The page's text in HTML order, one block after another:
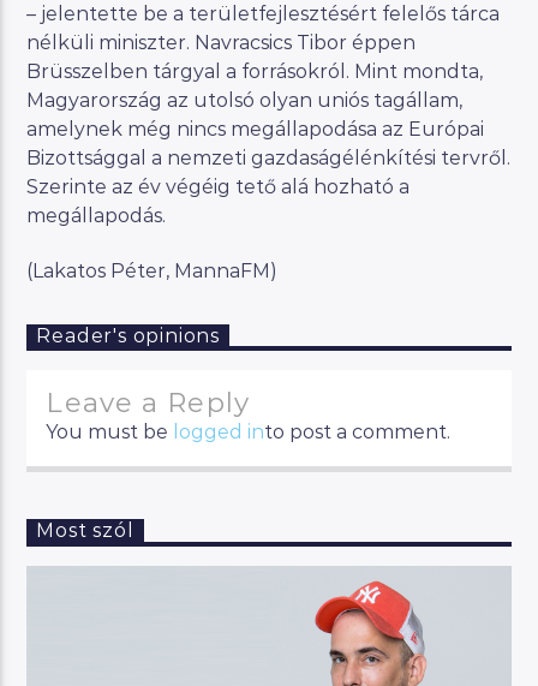
– jelentette be a területfejlesztésért felelős tárca
nélküli miniszter. Navracsics Tibor éppen
Brüsszelben tárgyal a forrásokról. Mint mondta,
Magyarország az utolsó olyan uniós tagállam,
amelynek még nincs megállapodása az Európai
Bizottsággal a nemzeti gazdaságélénkítési tervről.
Szerinte az év végéig tető alá hozható a
megállapodás.
(Lakatos Péter, MannaFM)
Reader's opinions
Leave a Reply
You must be logged into post a comment.
Most szól